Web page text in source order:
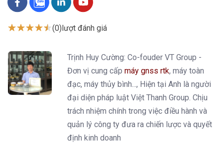
(0) lượt đánh giá
Trịnh Huy Cường: Co-fouder VT Group -
Đơn vị cung cấp máy gnss rtk, máy toàn
đạc, máy thủy bình..., Hiện tại Anh là người
đại diện pháp luật Việt Thanh Group. Chịu
trách nhiệm chính trong việc điều hành và
quản lý công ty đưa ra chiến lược và quyết
định kinh doanh